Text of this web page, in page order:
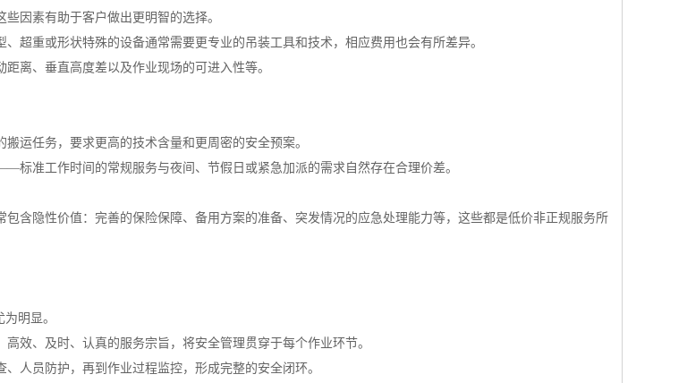
因素有助于客户做出更明智的选择。
超重或形状特殊的设备通常需要更专业的吊装工具和技术，相应费用也会有所差异。
离、垂直高度差以及作业现场的可进入性等。
运任务，要求更高的技术含量和更周密的安全预案。
标准工作时间的常规服务与夜间、节假日或紧急加派的需求自然存在合理价差。
含隐性价值：完善的保险保障、备用方案的准备、突发情况的应急处理能力等，这些都是低价非正规服务所
明显。
效、及时、认真的服务宗旨，将安全管理贯穿于每个作业环节。
人员防护，再到作业过程监控，形成完整的安全闭环。